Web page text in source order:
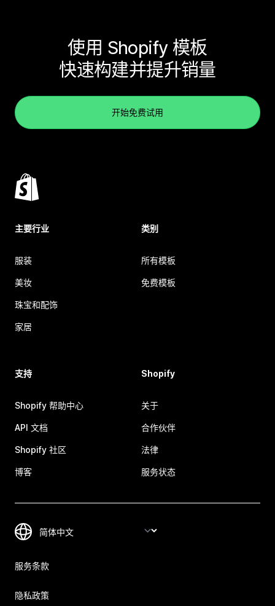
使用 Shopify 模板
快速构建并提升销量
开始免费试用
主要行业
服装
美妆
珠宝和配饰
家居
类别
所有模板
免费模板
支持
Shopify 帮助中心
API 文档
Shopify 社区
博客
Shopify
关于
合作伙伴
法律
服务状态
服务条款
隐私政策